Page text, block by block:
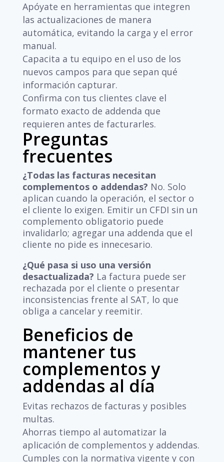
Apóyate en herramientas que integren
las actualizaciones de manera
automática, evitando la carga y el error
manual.
Capacita a tu equipo en el uso de los
nuevos campos para que sepan qué
información capturar.
Confirma con tus clientes clave el
formato exacto de addenda que
requieren antes de facturarles.
Preguntas
frecuentes
¿Todas las facturas necesitan
complementos o addendas? No. Solo
aplican cuando la operación, el sector o
el cliente lo exigen. Emitir un CFDI sin un
complemento obligatorio puede
invalidarlo; agregar una addenda que el
cliente no pide es innecesario.
¿Qué pasa si uso una versión
desactualizada? La factura puede ser
rechazada por el cliente o presentar
inconsistencias frente al SAT, lo que
obliga a cancelar y reemitir.
Beneficios de
mantener tus
complementos y
addendas al día
Evitas rechazos de facturas y posibles
multas.
Ahorras tiempo al automatizar la
aplicación de complementos y addendas.
Cumples con la normativa vigente y con